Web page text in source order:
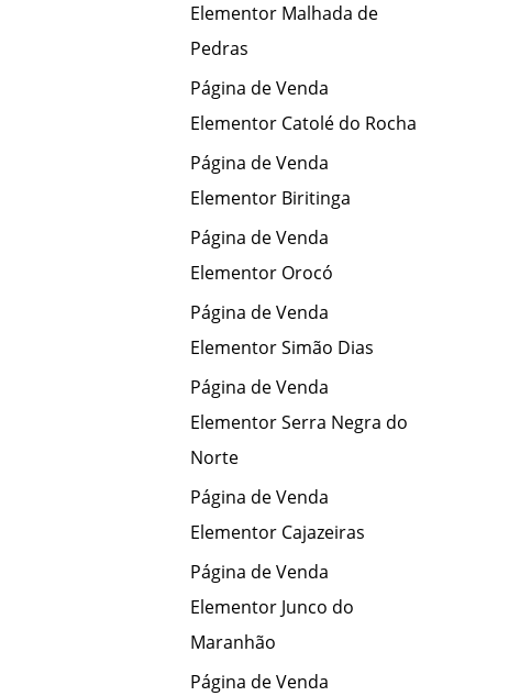
Elementor Malhada de
Pedras
Página de Venda
Elementor Catolé do Rocha
Página de Venda
Elementor Biritinga
Página de Venda
Elementor Orocó
Página de Venda
Elementor Simão Dias
Página de Venda
Elementor Serra Negra do
Norte
Página de Venda
Elementor Cajazeiras
Página de Venda
Elementor Junco do
Maranhão
Página de Venda